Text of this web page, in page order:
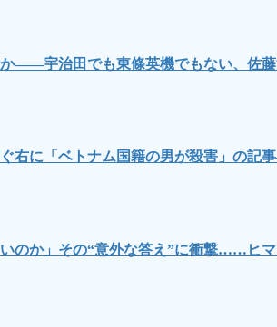
――宇治田でも東條英機でもない、佐
右に「ベトナム国籍の男が殺害」の
のか」その“意外な答え”に衝撃……ヒ